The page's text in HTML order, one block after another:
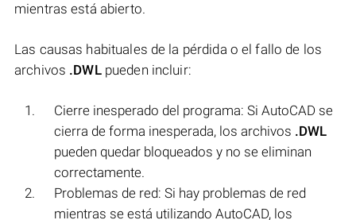
mientras está abierto.
Las causas habituales de la pérdida o el fallo de los
archivos .DWLpueden incluir:
Cierre inesperado del programa: Si AutoCAD se
cierra de forma inesperada, los archivos .DWL
pueden quedar bloqueados y no se eliminan
correctamente.
Problemas de red: Si hay problemas de red
mientras se está utilizando AutoCAD, los